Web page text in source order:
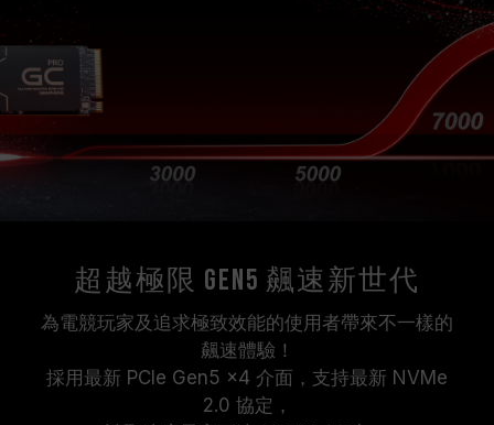
超越極限 Gen5 飆速新世代
為電競玩家及追求極致效能的使用者帶來不一樣的
飆速體驗！
採用最新 PCIe Gen5 x4 介面，支持最新 NVMe
2.0 協定，